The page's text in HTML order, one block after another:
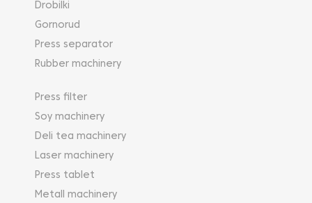
Drobilki
Gornorud
Press separator
Rubber machinery
Press filter
Soy machinery
Deli tea machinery
Laser machinery
Press tablet
Metall machinery